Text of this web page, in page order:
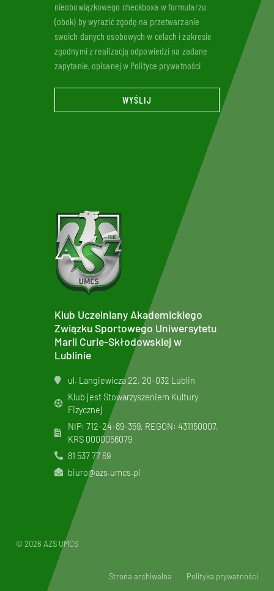
nieobowiązkowego checkboxa w formularzu
(obok) by wyrazić zgodę na przetwarzanie
swoich danych osobowych w celach i zakresie
zgodnymi z realizacją odpowiedzi na zadane
zapytanie, opisanej w Polityce prywatności
WYŚLIJ
Klub Uczelniany Akademickiego
Związku Sportowego Uniwersytetu
Marii Curie-Skłodowskiej w
Lublinie
ul. Langiewicza 22, 20-032 Lublin
Klub jest Stowarzyszeniem Kultury
Fizycznej
NIP: 712-24-89-359, REGON: 431150007,
KRS 0000056079
81 537 77 69
biuro@azs.umcs.pl
© 2026 AZS UMCS
Strona archiwalna Polityka prywatności